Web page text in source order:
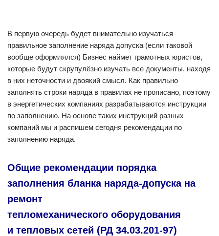
В первую очередь будет внимательно изучаться
правильное заполнение наряда допуска (если таковой
вообще оформлялся) Бизнес наймет грамотных юристов,
которые будут скрупулёзно изучать все документы, находя
в них неточности и двоякий смысл. Как правильно
заполнять строки наряда в правилах не прописано, поэтому
в энергетических компаниях разрабатываются инструкции
по заполнению. На основе таких инструкций разных
компаний мы и распишем сегодня рекомендации по
заполнению наряда.
Общие рекомендации порядка
заполнения бланка наряда-допуска на
ремонт
тепломеханического оборудования
и тепловых сетей (РД 34.03.201-97)